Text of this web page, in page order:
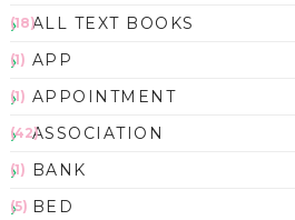
ALL TEXT BOOKS
(18)
APP
(1)
APPOINTMENT
(1)
ASSOCIATION
(42)
BANK
(1)
BED
(5)